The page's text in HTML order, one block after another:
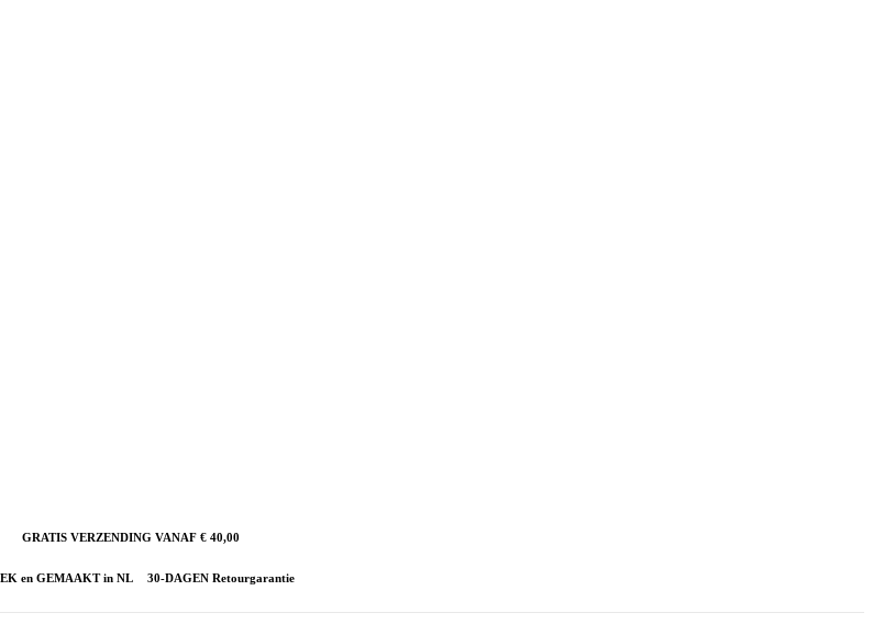
GRATIS VERZENDING VANAF € 40,00
en GEMAAKT in NL 30-DAGEN Retourgarantie